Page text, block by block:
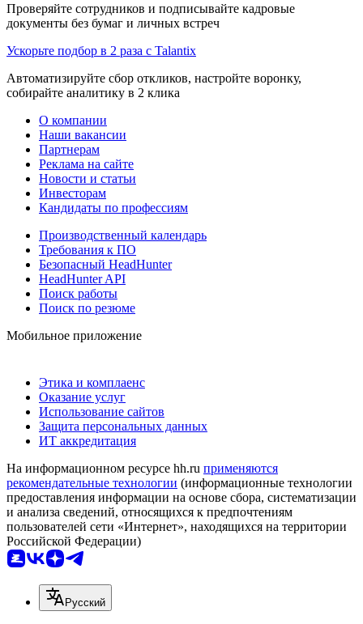
Проверяйте сотрудников и подписывайте кадровые
документы без бумаг и личных встреч
Ускорьте подбор в 2 раза с Talantix
Автоматизируйте сбор откликов, настройте воронку,
собирайте аналитику в 2 клика
О компании
Наши вакансии
Партнерам
Реклама на сайте
Новости и статьи
Инвесторам
Кандидаты по профессиям
Производственный календарь
Требования к ПО
Безопасный HeadHunter
HeadHunter API
Поиск работы
Поиск по резюме
Мобильное приложение
Этика и комплаенс
Оказание услуг
Использование сайтов
Защита персональных данных
ИТ аккредитация
На информационном ресурсе hh.ru применяются
рекомендательные технологии (информационные технологии
предоставления информации на основе сбора, систематизации
и анализа сведений, относящихся к предпочтениям
пользователей сети «Интернет», находящихся на территории
Российской Федерации)
Русский